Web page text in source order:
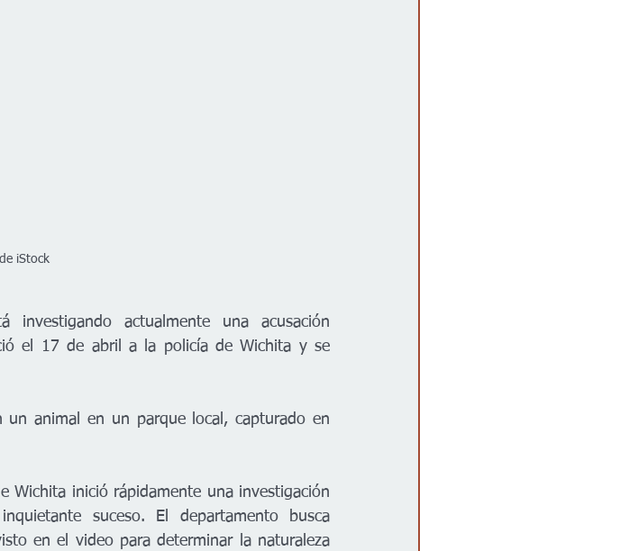
iStock
el 17 de abril a la policía de Wichita y se
animal en un parque local, capturado en
Wichita inició rápidamente una investigación
suceso. El departamento busca
en el video para determinar la naturaleza